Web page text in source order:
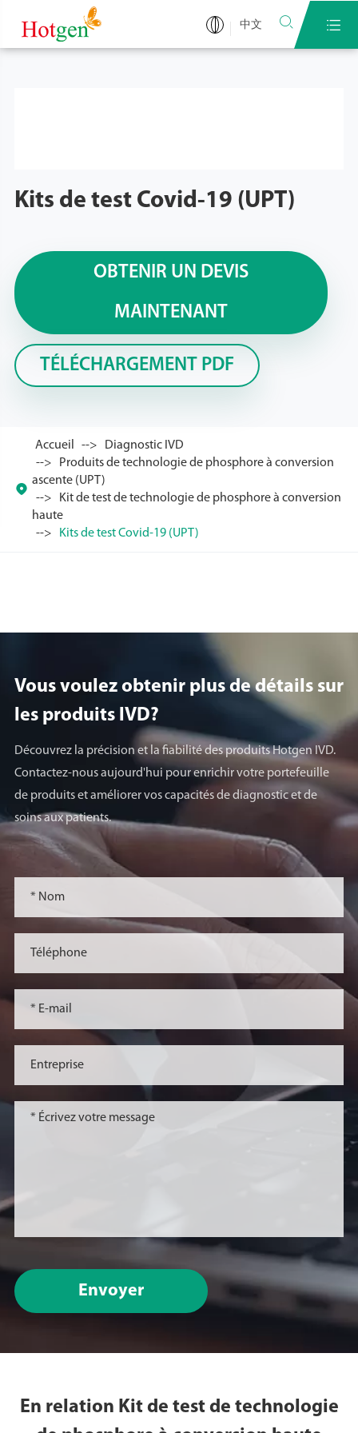
中文  
Kits de test Covid-19 (UPT)
OBTENIR UN DEVIS
MAINTENANT
TÉLÉCHARGEMENT PDF

Accueil
Diagnostic IVD
Produits de technologie de phosphore à conversion
ascente (UPT)
Kit de test de technologie de phosphore à conversion
haute
Kits de test Covid-19 (UPT)
Vous voulez obtenir plus de détails sur
les produits lVD?
Découvrez la précision et la fiabilité des produits Hotgen IVD.
Contactez-nous aujourd'hui pour enrichir votre portefeuille
de produits et améliorer vos capacités de diagnostic et de
soins aux patients.
Envoyer
En relation Kit de test de technologie